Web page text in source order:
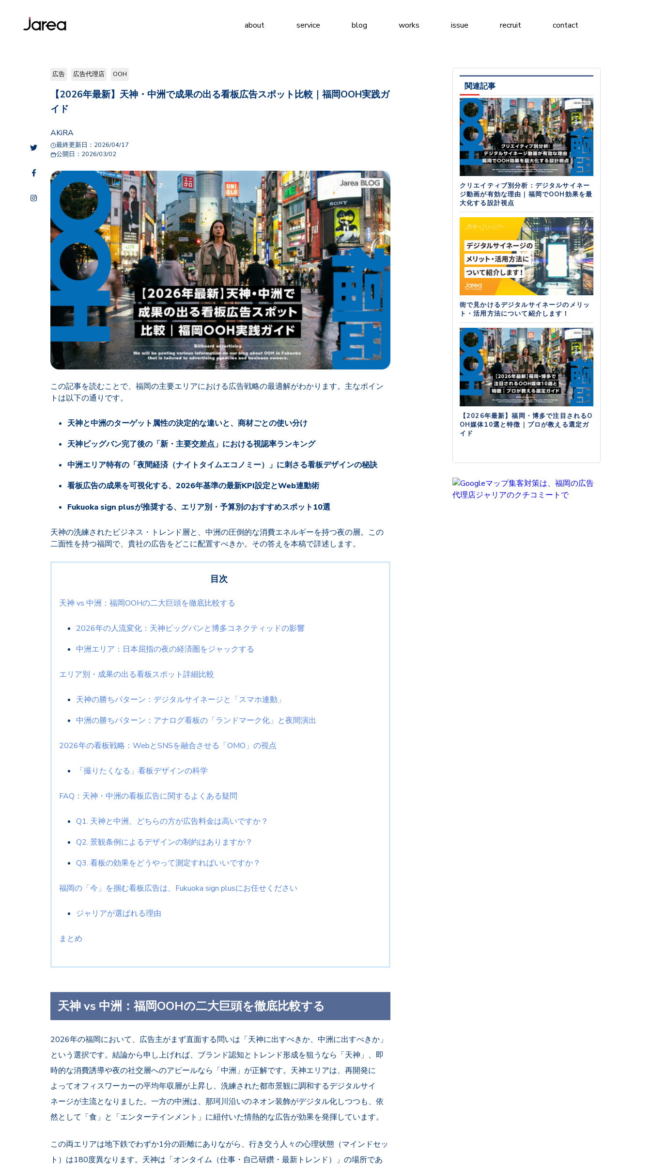
about service blog works issue recruit contact
広告 広告代理店 OOH
【2026年最新】天神・中洲で成果の出る看板広告スポット比較｜福岡OOH実践ガ
イド
AKiRA
最終更新日： 2026/04/17
公開日： 2026/03/02
この記事を読むことで、福岡の主要エリアにおける広告戦略の最適解がわかります。主なポイン
トは以下の通りです。
天神と中洲のターゲット属性の決定的な違いと、商材ごとの使い分け
天神ビッグバン完了後の「新・主要交差点」における視認率ランキング
中洲エリア特有の「夜間経済（ナイトタイムエコノミー）」に刺さる看板デザインの秘訣
看板広告の成果を可視化する、2026年基準の最新KPI設定とWeb連動術
Fukuoka sign plusが推奨する、エリア別・予算別のおすすめスポット10選
天神の洗練されたビジネス・トレンド層と、中洲の圧倒的な消費エネルギーを持つ夜の層。この
二面性を持つ福岡で、貴社の広告をどこに配置すべきか。その答えを本稿で詳述します。
目次
天神 vs 中洲：福岡OOHの二大巨頭を徹底比較する
2026年の人流変化：天神ビッグバンと博多コネクティッドの影響
中洲エリア：日本屈指の夜の経済圏をジャックする
エリア別・成果の出る看板スポット詳細比較
天神の勝ちパターン：デジタルサイネージと「スマホ連動」
中洲の勝ちパターン：アナログ看板の「ランドマーク化」と夜間演出
2026年の看板戦略：WebとSNSを融合させる「OMO」の視点
「撮りたくなる」看板デザインの科学
FAQ：天神・中洲の看板広告に関するよくある疑問
Q1. 天神と中洲、どちらの方が広告料金は高いですか？
Q2. 景観条例によるデザインの制約はありますか？
Q3. 看板の効果をどうやって測定すればいいですか？
福岡の「今」を掴む看板広告は、Fukuoka sign plusにお任せください
ジャリアが選ばれる理由
まとめ
天神 vs 中洲：福岡OOHの二大巨頭を徹底比較する
2026年の福岡において、広告主がまず直面する問いは「天神に出すべきか、中洲に出すべきか」
という選択です。結論から申し上げれば、ブランド認知とトレンド形成を狙うなら「天神」、即
時的な消費誘導や夜の社交層へのアピールなら「中洲」が正解です。天神エリアは、再開発に
よってオフィスワーカーの平均年収層が上昇し、洗練された都市景観に調和するデジタルサイ
ネージが主流となりました。一方の中洲は、那珂川沿いのネオン装飾がデジタル化しつつも、依
然として「食」と「エンターテインメント」に紐付いた情熱的な広告が効果を発揮しています。
この両エリアは地下鉄でわずか1分の距離にありながら、行き交う人々の心理状態（マインドセッ
ト）は180度異なります。天神は「オンタイム（仕事・自己研鑽・最新トレンド）」の場所であ
関連記事
クリエイティブ別分析：デジタルサイネー
ジ動画が有効な理由｜福岡でOOH効果を最
大化する設計視点
街で見かけるデジタルサイネージのメリッ
ト・活用方法について紹介します！
【2026年最新】福岡・博多で注目されるO
OH媒体10選と特徴｜プロが教える選定ガ
イド